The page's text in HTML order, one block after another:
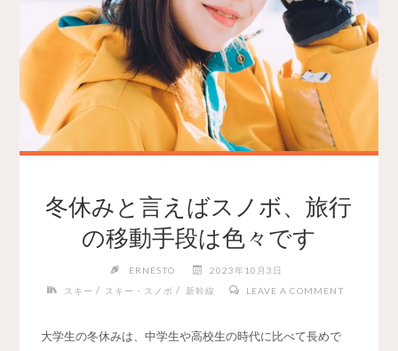
冬休みと言えばスノボ、旅行
の移動手段は色々です
ERNESTO
2023年10月3日
スキー / スキー・スノボ / 新幹線 LEAVE A COMMENT
大学生の冬休みは、中学生や高校生の時代に比べて長めで